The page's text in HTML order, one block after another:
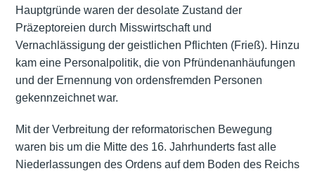
Hauptgründe waren der desolate Zustand der
Präzeptoreien durch Misswirtschaft und
Vernachlässigung der geistlichen Pflichten (Frieß). Hinzu
kam eine Personalpolitik, die von Pfründenanhäufungen
und der Ernennung von ordensfremden Personen
gekennzeichnet war.
Mit der Verbreitung der reformatorischen Bewegung
waren bis um die Mitte des 16. Jahrhunderts fast alle
Niederlassungen des Ordens auf dem Boden des Reichs